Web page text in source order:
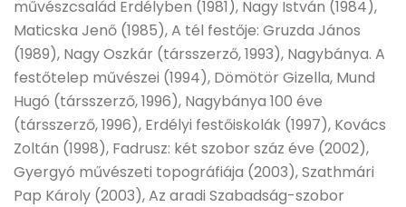
művészcsalád Erdélyben (1981), Nagy István (1984),
Maticska Jenő (1985), A tél festője: Gruzda János
(1989), Nagy Oszkár (társszerző, 1993), Nagybánya. A
festőtelep művészei (1994), Dömötör Gizella, Mund
Hugó (társszerző, 1996), Nagybánya 100 éve
(társszerző, 1996), Erdélyi festőiskolák (1997), Kovács
Zoltán (1998), Fadrusz: két szobor száz éve (2002),
Gyergyó művészeti topográfiája (2003), Szathmári
Pap Károly (2003), Az aradi Szabadság-szobor